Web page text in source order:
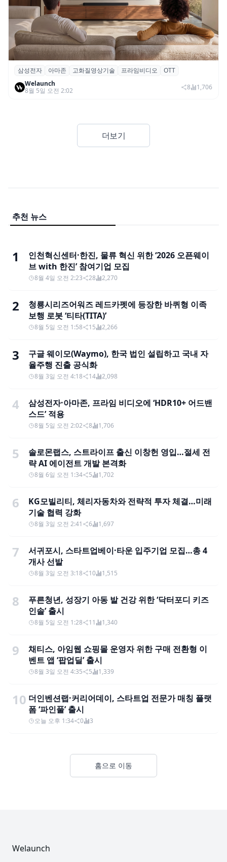
삼성전자·아마존, 프라임 비디오에 ‘HDR10+
어드밴스드’ 적용
삼성전자 아마존 고화질영상기술 프라임비디오
OTT
Welaunch
8월 5일 오전 2:02
8 1,706
더보기
추천 뉴스
1
인천혁신센터·한진, 물류 혁신 위한 ‘2026 오픈웨이
브 with 한진’ 참여기업 모집
8월 4일 오전 2:23 28 2,270
2
청룡시리즈어워즈 레드카펫에 등장한 바퀴형 이족
보행 로봇 ‘티타(TITA)’
8월 5일 오전 1:58 15 2,266
3
구글 웨이모(Waymo), 한국 법인 설립하고 국내 자
율주행 진출 공식화
8월 3일 오전 4:18 14 2,098
4
삼성전자·아마존, 프라임 비디오에 ‘HDR10+ 어드밴
스드’ 적용
8월 5일 오전 2:02 8 1,706
5
솔로몬랩스, 스트라이프 출신 이창헌 영입…절세 전
략 AI 에이전트 개발 본격화
8월 6일 오전 1:34 5 1,702
6
KG모빌리티, 체리자동차와 전략적 투자 체결…미래
기술 협력 강화
8월 3일 오전 2:41 6 1,697
7
서귀포시, 스타트업베이·타운 입주기업 모집…총 4
개사 선발
8월 3일 오전 3:18 10 1,515
8
푸른청년, 성장기 아동 발 건강 위한 ‘닥터포디 키즈
인솔’ 출시
8월 5일 오전 1:28 11 1,340
9
채티스, 아임웹 쇼핑몰 운영자 위한 구매 전환형 이
벤트 앱 ‘팝업딜’ 출시
8월 3일 오전 4:35 5 1,339
10 더인벤션랩·커리어데이, 스타트업 전문가 매칭 플랫
폼 ‘파인풀’ 출시
오늘 오후 1:34 0 3
홈으로 이동
Welaunch